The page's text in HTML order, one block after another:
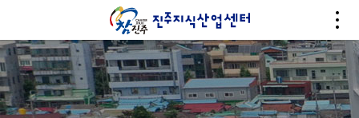
기업과 지역의 성장과 상생을 추구하는 진주지식산업센터입니다.